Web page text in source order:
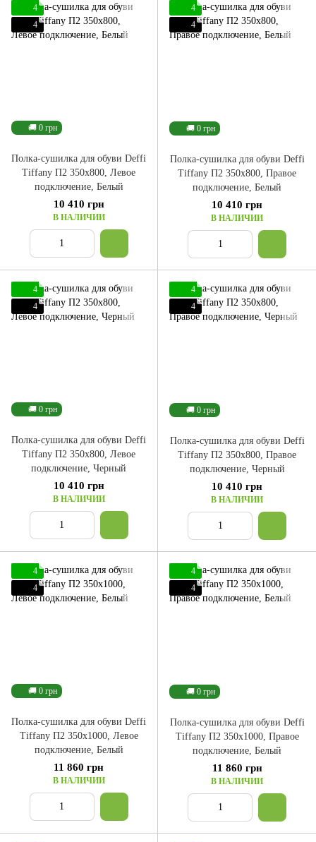
🚚 0 грн
4
4
Полка-сушилка для обуви Deffi
Tiffany П2 350x800, Левое
подключение, Белый
10 410 грн
В НАЛИЧИИ
🚚 0 грн
4
4
Полка-сушилка для обуви Deffi
Tiffany П2 350x800, Правое
подключение, Белый
10 410 грн
В НАЛИЧИИ
🚚 0 грн
4
4
Полка-сушилка для обуви Deffi
Tiffany П2 350x800, Левое
подключение, Черный
10 410 грн
В НАЛИЧИИ
🚚 0 грн
4
4
Полка-сушилка для обуви Deffi
Tiffany П2 350x800, Правое
подключение, Черный
10 410 грн
В НАЛИЧИИ
🚚 0 грн
4
4
Полка-сушилка для обуви Deffi
Tiffany П2 350x1000, Левое
подключение, Белый
11 860 грн
В НАЛИЧИИ
🚚 0 грн
4
4
Полка-сушилка для обуви Deffi
Tiffany П2 350x1000, Правое
подключение, Белый
11 860 грн
В НАЛИЧИИ